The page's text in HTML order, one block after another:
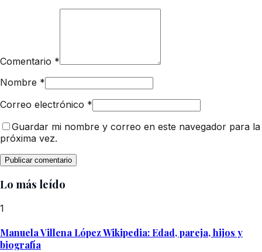
Comentario *
Nombre *
Correo electrónico *
Guardar mi nombre y correo en este navegador para la
próxima vez.
Lo más leído
1
Manuela Villena López Wikipedia: Edad, pareja, hijos y
biografía